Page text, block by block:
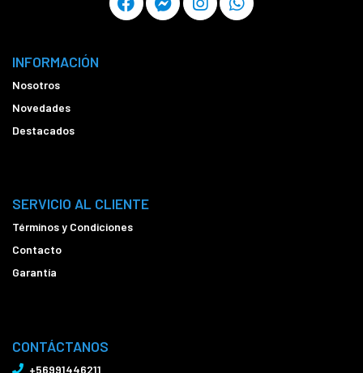
INFORMACIÓN
Nosotros
Novedades
Destacados
SERVICIO AL CLIENTE
Términos y Condiciones
Contacto
Garantía
CONTÁCTANOS
+56991446211